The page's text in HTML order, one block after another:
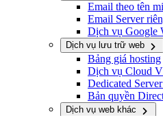
Email theo tên
Email Server
Dịch vụ Google
Dịch vụ lưu trữ web
Bảng giá hosting
Dịch vụ Cloud
Dedicated
Bản quyền
Dịch vụ web khác